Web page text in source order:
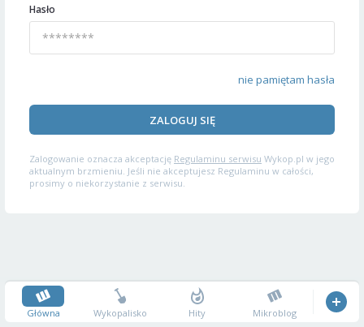
Hasło
nie pamiętam hasła
ZALOGUJ SIĘ
Zalogowanie oznacza akceptację Regulaminu serwisu Wykop.pl w jego
aktualnym brzmieniu. Jeśli nie akceptujesz Regulaminu w całości,
prosimy o niekorzystanie z serwisu.
Główna Wykopalisko Hity Mikroblog